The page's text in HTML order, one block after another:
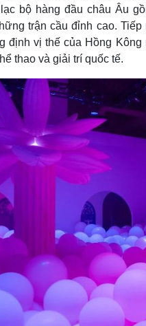
bộ hàng đầu châu Âu
trận cầu đỉnh cao.
định vị thế của Hồng
thao và giải trí quốc tế.